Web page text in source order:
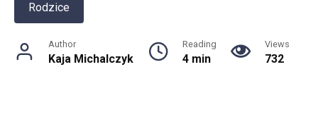
Rodzice
Author
Kaja Michalczyk
Reading
4 min
Views
732